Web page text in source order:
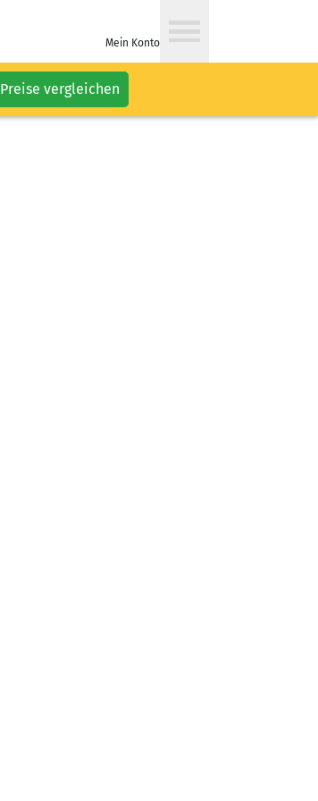
Mein Konto
Preise vergleichen